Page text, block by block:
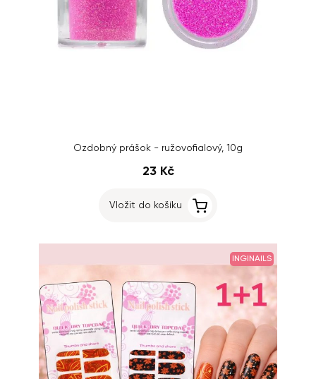
Ozdobný prášok - ružovofialový, 10g
23 Kč
Vložit do košíku
INGINAILS